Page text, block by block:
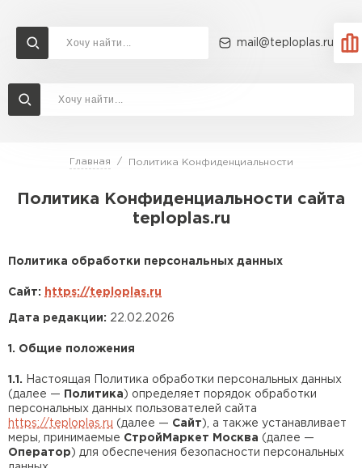
mail@teploplas.ru
Главная Политика Конфиденциальности
Политика Конфиденциальности сайта
teploplas.ru
Политика обработки персональных данных
Сайт: https://teploplas.ru
Дата редакции: 22.02.2026
1. Общие положения
1.1. Настоящая Политика обработки персональных данных
(далее —
Политика ) определяет порядок обработки
персональных данных пользователей сайта
https://teploplas.ru (далее — Сайт ), а также устанавливает
меры, принимаемые СтройМаркет Москва (далее —
Оператор ) для обеспечения безопасности персональных
Доставка и оплата
Перейти в каталог
Утеплитель Ветонит
ПЕРЕЙТИ
Утеплитель MasterPLEX
ПЕРЕЙТИ
Утеплитель Rockwool
Утеплитель Knauf
Утеплитель Пеноплекс
Утеплитель Isover
Утеплитель Урса